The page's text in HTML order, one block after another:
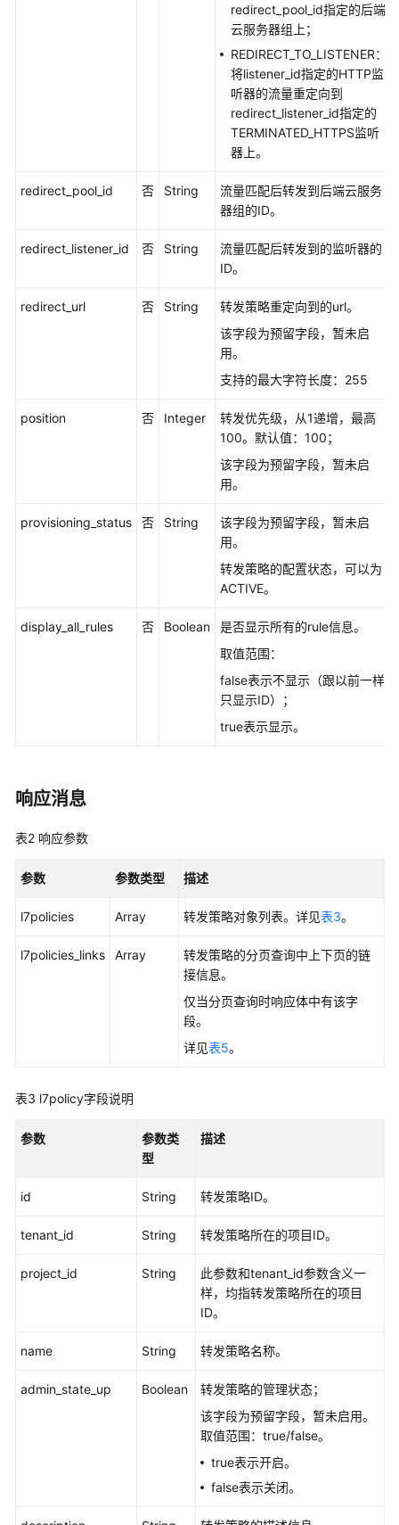
型
（废
器
服
器
建
转
redirect_pool_id指定的后端
云服务器组上；
REDIRECT_TO_LISTENER：
将listener_id指定的HTTP监
听器的流量重定向到
redirect_listener_id指定的
TERMINATED_HTTPS监听
器上。
redirect_pool_id 否 String
流量匹配后转发到后端云服务
器组的ID。
redirect_listener_id 否 String
流量匹配后转发到的监听器的
ID。
redirect_url 否 String
转发策略重定向到的url。
该字段为预留字段，暂未启
用。
支持的最大字符长度：255
position 否 Integer
转发优先级，从1递增，最高
100。默认值：100；
该字段为预留字段，暂未启
用。
provisioning_status 否 String
该字段为预留字段，暂未启
用。
转发策略的配置状态，可以为
ACTIVE。
display_all_rules 否 Boolean
是否显示所有的rule信息。
取值范围：
false表示不显示（跟以前一样
只显示ID）；
true表示显示。
响应消息
表2 响应参数
参数 参数类型 描述
l7policies Array 转发策略对象列表。详见表3。
l7policies_links Array
转发策略的分页查询中上下页的链
接信息。
仅当分页查询时响应体中有该字
段。
详见表5。
表3 l7policy字段说明
参数
参数类
型
描述
id String 转发策略ID。
tenant_id String 转发策略所在的项目ID。
project_id String
此参数和tenant_id参数含义一
样，均指转发策略所在的项目
ID。
name String 转发策略名称。
admin_state_up Boolean
转发策略的管理状态；
该字段为预留字段，暂未启用。
取值范围：true/false。
true表示开启。
false表示关闭。